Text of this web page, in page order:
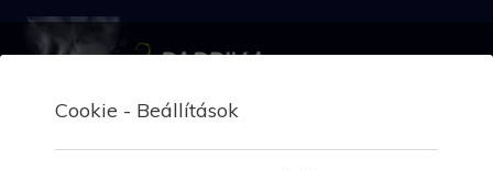
Cookie - Beállítások